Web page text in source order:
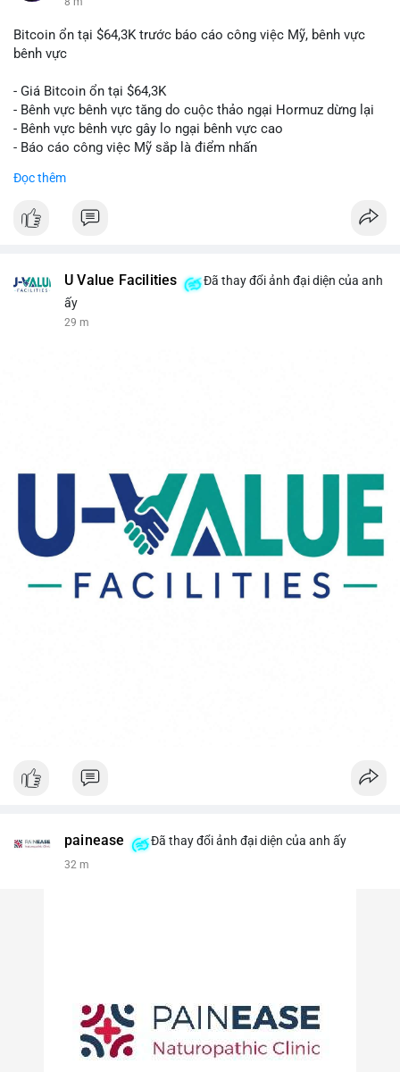
Bitcoin ổn tại $64,3K trước báo cáo công việc Mỹ, bênh vực
bênh vực
- Giá Bitcoin ổn tại $64,3K
- Bênh vực bênh vực tăng do cuộc thảo ngại Hormuz dừng lại
- Bênh vực bênh vực gây lo ngại bênh vực cao
- Báo cáo công việc Mỹ sắp là điểm nhấn
$btc#btc
#vlikevn #titanbot
Đọc thêm
U Value Facilities
Đã thay đổi ảnh đại diện của anh
ấy
29 m
painease Đã thay đổi ảnh đại diện của anh ấy
32 m